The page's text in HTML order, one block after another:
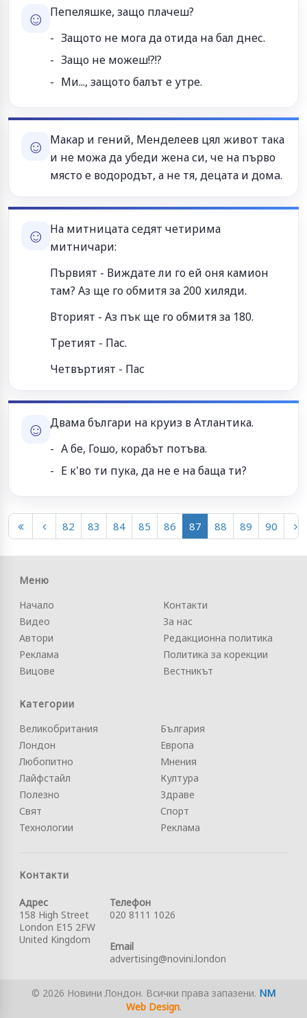
☺
Пепеляшке, защо плачеш?
Защото не мога да отида на бал днес.
Защо не можеш!?!?
Ми..., защото балът е утре.
☺
Макар и гений, Менделеев цял живот така
и не можа да убеди жена си, че на първо
място е водородът, а не тя, децата и домa.
☺
На митницата седят четирима
митничари:
Първият - Виждате ли го ей оня камион
там? Аз ще го обмитя за 200 хиляди.
Вторият - Аз пък ще го обмитя за 180.
Третият - Пас.
Четвъртият - Пас
☺ Двама българи на круиз в Атлантика.
А бе, Гошо, корабът потъва.
Е к'во ти пука, да не е на баща ти?
82 83 84 85 86 87 88 89 90
Меню
Начало
Видео
Автори
Реклама
Вицове
Контакти
За нас
Редакционна политика
Политика за корекции
Вестникът
Категории
Великобритания
Лондон
Любопитно
Лайфстайл
Полезно
Свят
Технологии
България
Европа
Мнения
Култура
Здраве
Спорт
Реклама
Контакти
Адрес
158 High Street
London E15 2FW
United Kingdom
Телефон
020 8111 1026
Email
advertising@novini.london
© 2026 Новини Лондон. Всички права запазени. NM
Web Design.